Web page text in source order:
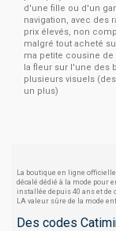
d'une fille ou d'un
navigation, avec des
prix élevés, non
malgré tout acheté
ma petite cousine
la fleur sur l'une des
plusieurs visuels
un plus)
La boutique en ligne
décalé dédié à la mode pour
installée depuis 40 ans et de
LA valeur sûre de la mode
Des codes